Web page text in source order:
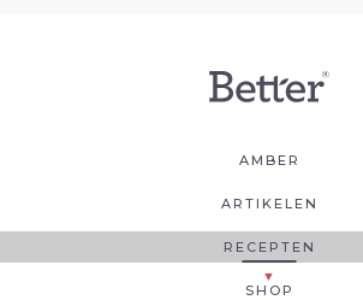
AMBER
ARTIKELEN
RECEPTEN
SHOP